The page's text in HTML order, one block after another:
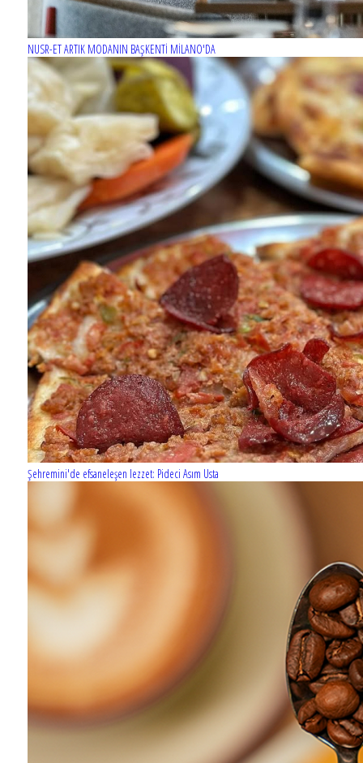
NUSR-ET ARTIK MODANIN BAŞKENTİ MİLANO'DA
Şehremini'de efsaneleşen lezzet: Pideci Asım Usta